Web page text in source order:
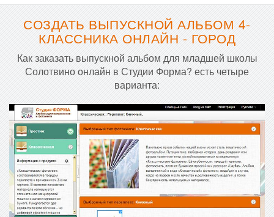
СОЗДАТЬ ВЫПУСКНОЙ АЛЬБОМ 4-
КЛАССНИКА ОНЛАЙН - ГОРОД
Как заказать выпускной альбом для младшей школы
Солотвино онлайн в Студии Форма? есть четыре
варианта: